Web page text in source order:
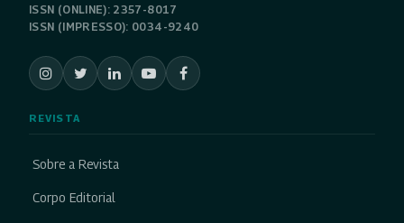
ISSN (ONLINE): 2357-8017
ISSN (IMPRESSO): 0034-9240
REVISTA
Sobre a Revista
Corpo Editorial